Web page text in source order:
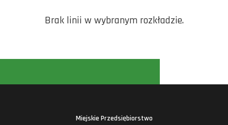
Brak linii w wybranym rozkładzie.
Miejskie Przedsiębiorstwo